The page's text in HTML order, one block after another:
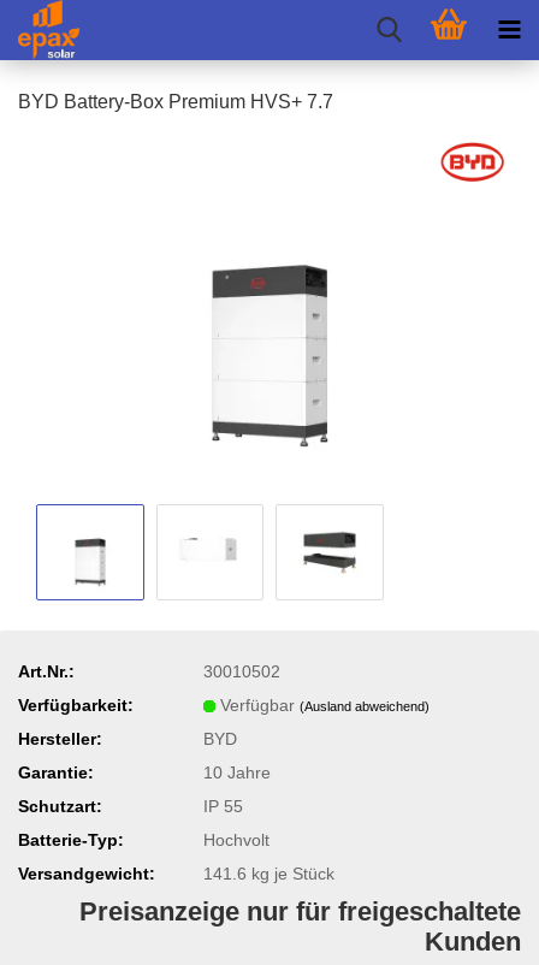
BYD Battery-​Box Pre­mi­um HVS+ 7.7
Art.Nr.:
30010502
Verfügbarkeit:
Verfügbar (Ausland abweichend)
Hersteller:
BYD
Garantie:
10 Jahre
Schutzart:
IP 55
Batterie-Typ:
Hochvolt
Versandgewicht:
141.6 kg je Stück
Preisanzeige nur für freigeschaltete
Kunden